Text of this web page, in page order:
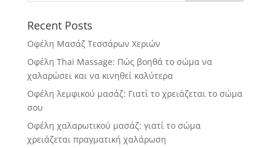
Recent Posts
Οφέλη Μασάζ Τεσσάρων Χεριών
Οφέλη Thai Massage: Πώς βοηθά το σώμα να
χαλαρώσει και να κινηθεί καλύτερα
Οφέλη λεμφικού μασάζ: Γιατί το χρειάζεται το σώμα
σου
Οφέλη χαλαρωτικού μασάζ: γιατί το σώμα
χρειάζεται πραγματική χαλάρωση